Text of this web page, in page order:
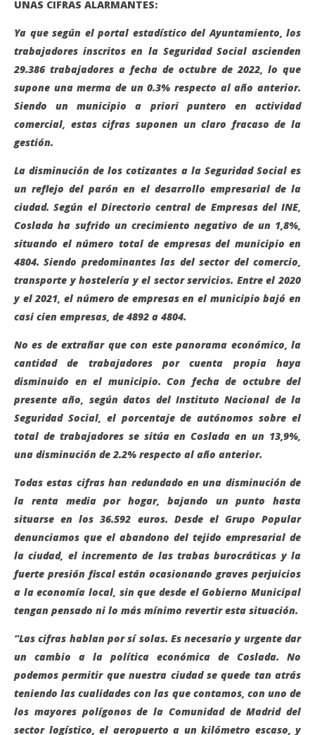
UNAS CIFRAS ALARMANTES:
Ya que según el portal estadístico del Ayuntamiento, los
trabajadores inscritos en la Seguridad Social ascienden
29.386 trabajadores a fecha de octubre de 2022, lo que
supone una merma de un 0.3% respecto al año anterior.
Siendo un municipio a priori puntero en actividad
comercial, estas cifras suponen un claro fracaso de la
gestión.
La disminución de los cotizantes a la Seguridad Social es
un reflejo del parón en el desarrollo empresarial de la
ciudad. Según el Directorio central de Empresas del INE,
Coslada ha sufrido un crecimiento negativo de un 1,8%,
situando el número total de empresas del municipio en
4804. Siendo predominantes las del sector del comercio,
transporte y hostelería y el sector servicios. Entre el 2020
y el 2021, el número de empresas en el municipio bajó en
casi cien empresas, de 4892 a 4804.
No es de extrañar que con este panorama económico, la
cantidad de trabajadores por cuenta propia haya
disminuido en el municipio. Con fecha de octubre del
presente año, según datos del Instituto Nacional de la
Seguridad Social, el porcentaje de autónomos sobre el
total de trabajadores se sitúa en Coslada en un 13,9%,
una disminución de 2.2% respecto al año anterior.
Todas estas cifras han redundado en una disminución de
la renta media por hogar, bajando un punto hasta
situarse en los 36.592 euros. Desde el Grupo Popular
denunciamos que el abandono del tejido empresarial de
la ciudad, el incremento de las trabas burocráticas y la
fuerte presión fiscal están ocasionando graves perjuicios
a la economía local, sin que desde el Gobierno Municipal
tengan pensado ni lo más mínimo revertir esta situación.
“Las cifras hablan por sí solas. Es necesario y urgente dar
un cambio a la política económica de Coslada. No
podemos permitir que nuestra ciudad se quede tan atrás
teniendo las cualidades con las que contamos, con uno de
los mayores polígonos de la Comunidad de Madrid del
sector logístico, el aeropuerto a un kilómetro escaso, y